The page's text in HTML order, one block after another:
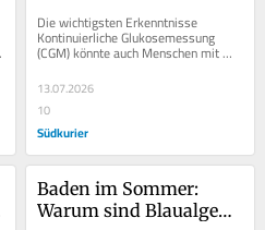
vielen Betroffenen
helfen könnte
Die wichtigsten Erkenntnisse
Kontinuierliche Glukosemessung
(CGM) könnte auch Menschen mit
Typ-2-Diabetes helfen, ihre Therapie
besser an den Alltag...
13.07.2026
10
Südkurier
Baden im Sommer:
Warum sind Blaualgen